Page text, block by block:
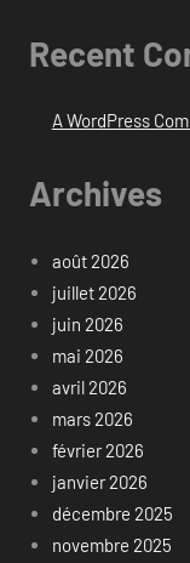
Recent
A WordPress
Archives
août 2026
juillet 2026
juin 2026
mai 2026
avril 2026
mars 2026
février 2026
janvier 2026
décembre 2025
novembre 2025